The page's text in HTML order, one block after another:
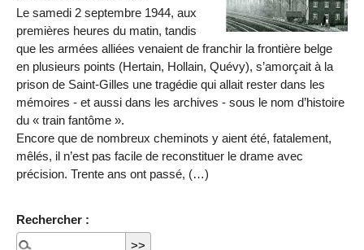
Le samedi 2 septembre 1944, aux
premières heures du matin, tandis
que les armées alliées venaient de franchir la frontière belge
en plusieurs points (Hertain, Hollain, Quévy), s’amorçait à la
prison de Saint-Gilles une tragédie qui allait rester dans les
mémoires - et aussi dans les archives - sous le nom d’histoire
du « train fantôme ».
Encore que de nombreux cheminots y aient été, fatalement,
mêlés, il n’est pas facile de reconstituer le drame avec
précision. Trente ans ont passé, (…)
Rechercher :